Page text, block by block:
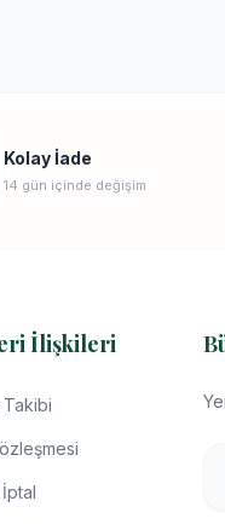
Kolay İade
14 gün içinde değişim
İlişkileri